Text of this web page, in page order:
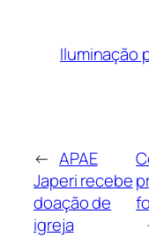
Iluminação
← APAE
Japeri recebe
doação de
igreja